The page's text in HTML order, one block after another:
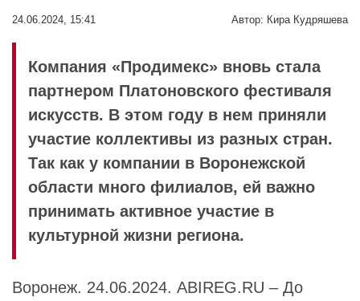
24.06.2024, 15:41 Автор: Кира Кудряшева
Компания «Продимекс» вновь стала
партнером Платоновского фестиваля
искусств. В этом году в нем приняли
участие коллективы из разных стран.
Так как у компании в Воронежской
области много филиалов, ей важно
принимать активное участие в
культурной жизни региона.
Воронеж. 24.06.2024. ABIREG.RU – До